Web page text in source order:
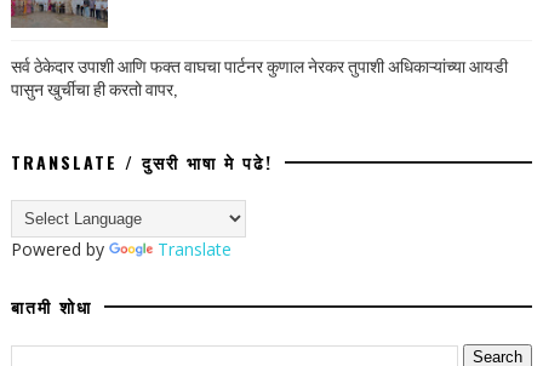
सर्व ठेकेदार उपाशी आणि फक्त वाघचा पार्टनर कुणाल नेरकर तुपाशी अधिकाऱ्यांच्या आयडी
पासुन खुर्चीचा ही करतो वापर,
TRANSLATE / दुसरी भाषा मे पढे!
Powered by Translate
बातमी शोधा